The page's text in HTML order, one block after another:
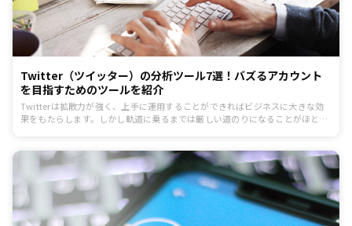
Twitter（ツイッター）の分析ツール7選！バズるアカウント
を目指すためのツールを紹介
Twitterは拡散力が強く、上手に運用することができればビジネスに大きな効
果をもたらします。しかし軌道に乗るまでは厳しい道のりになることがほとん
ましょう。おすすめを7つ選定したので参考にしてみてください。